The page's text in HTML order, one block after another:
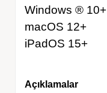
Windows ® 10+
macOS 12+
iPadOS 15+
Açıklamalar